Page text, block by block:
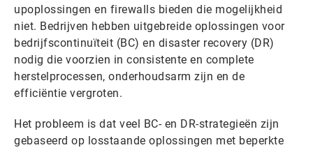
upoplossingen en firewalls bieden die mogelijkheid
niet. Bedrijven hebben uitgebreide oplossingen voor
bedrijfscontinuïteit (BC) en disaster recovery (DR)
nodig die voorzien in consistente en complete
herstelprocessen, onderhoudsarm zijn en de
efficiëntie vergroten.
Het probleem is dat veel BC- en DR-strategieën zijn
gebaseerd op losstaande oplossingen met beperkte